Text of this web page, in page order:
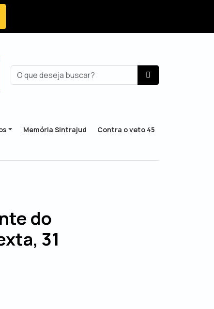
Memória Sintrajud
Contra o veto 45
do
31